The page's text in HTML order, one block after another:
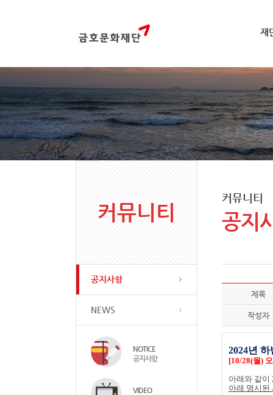
재
커뮤니티
공지사항
NEWS
NOTICE
공지사항
VIDEO
커뮤니티
공지
제목
작성자
2024년
[10/28(월)
아래와 같이
아래 명시